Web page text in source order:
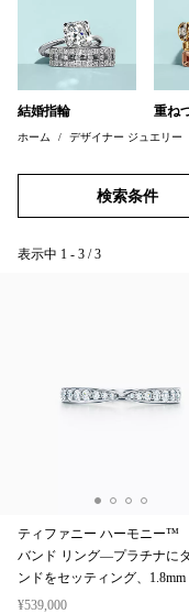
結婚指輪 重ね
ホーム デザイナー ジュエリー
検索条件
表示中 1 - 3 / 3
ティファニー ハーモニー™
バンド リング—プラチナに
ンドをセッティング、1.8mm
¥539,000